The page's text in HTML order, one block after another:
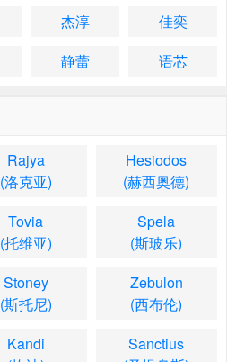
杰淳
佳奕
静蕾 语芯
Rajya
(洛克亚)
Hesiodos
(赫西奥德)
Tovia
(托维亚)
Spela
(斯玻乐)
Stoney
(斯托尼)
Zebulon
(西布伦)
Kandi
Sanctius